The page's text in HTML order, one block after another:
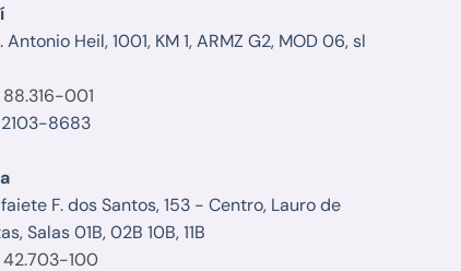
Antonio Heil, 1001, KM 1, ARMZ G2, MOD 06, sl
88.316-001
8683
F. dos Santos, 153 - Centro, Lauro de
Salas 01B, 02B 10B, 11B
42.703-100